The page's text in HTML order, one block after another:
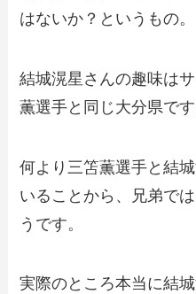
はないか？というもの。
結城滉星さんの趣味は
薫選手と同じ大分県です
何より三笘薫選手と結
いることから、兄弟で
うです。
実際のところ本当に結